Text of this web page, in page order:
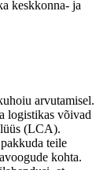
keskkonna- ja
arvutamisel.
logistikas võivad
(LCA).
teile
kohta.